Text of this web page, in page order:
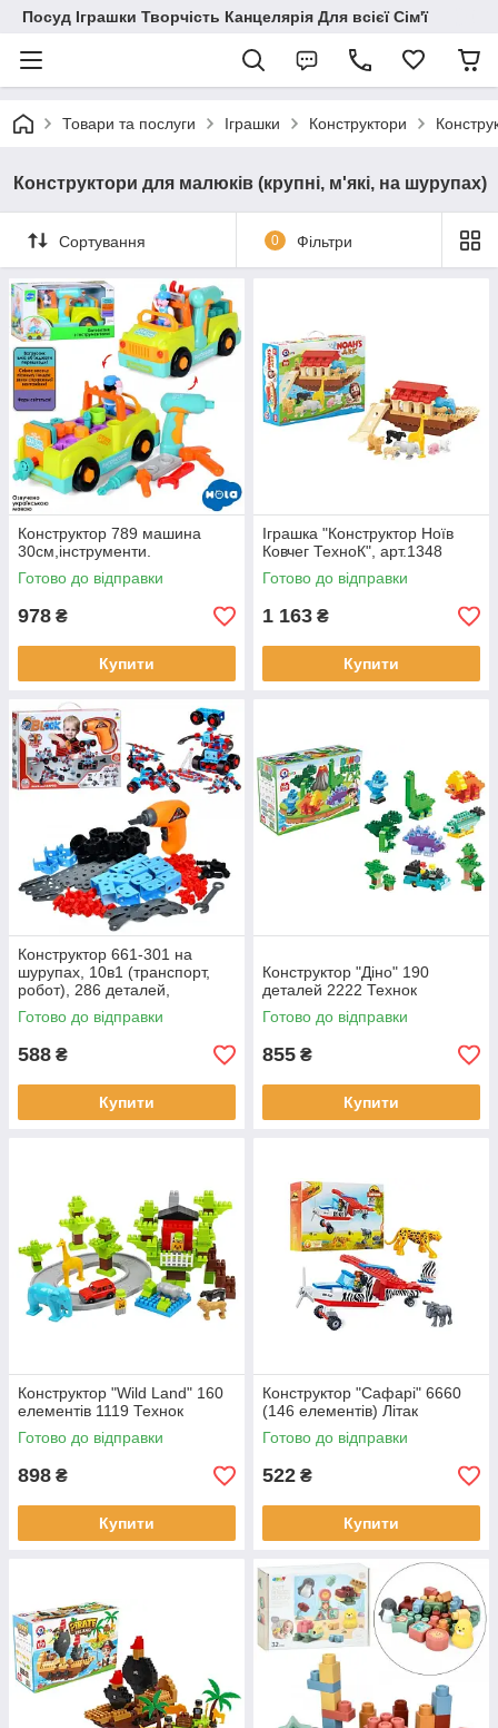
Посуд Іграшки Творчість Канцелярія Для всієї Сім'ї
Товари та послуги Іграшки Конструктори
Конструктори для малюків (крупні, м'які, на шурупах)
Сортування 0 Фільтри
Конструктор 789 машина
30см,інструменти.
Готово до відправки
978 ₴
Купити
Іграшка "Конструктор Ноїв
Ковчег ТехноК", арт.1348
Готово до відправки
1 163 ₴
Купити
Конструктор 661-301 на
шурупах, 10в1 (транспорт,
робот), 286 деталей,
шуруповерт-рухлива
насадка, на батарейках, в
Готово до відправки
588 ₴
Купити
Конструктор "Діно" 190
деталей 2222 Технок
Готово до відправки
855 ₴
Купити
Конструктор "Wild Land" 160
елементів 1119 Технок
Готово до відправки
898 ₴
Купити
Конструктор "Сафарі" 6660
(146 елементів) Літак
Готово до відправки
522 ₴
Купити